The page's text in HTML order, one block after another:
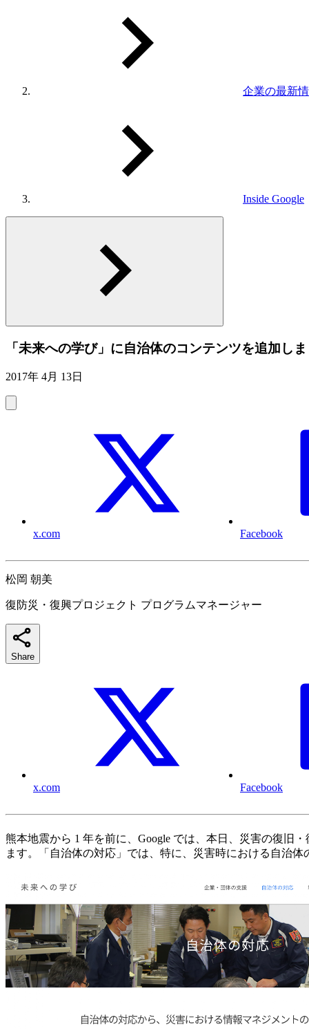
企業の最新
Inside Google
「未来への学び」に自治体のコンテンツを追加し
2017年 4月 13日
x.com Facebook
松岡 朝美
復防災・復興プロジェクト プログラムマネージャー
Share
x.com Facebook
熊本地震から 1 年を前に、Google では、本日、災害の復旧
ます。「自治体の対応」では、特に、災害時における自治